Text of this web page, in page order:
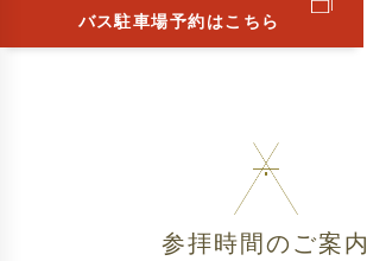
バス駐車場予約はこちら
参拝時間のご案内